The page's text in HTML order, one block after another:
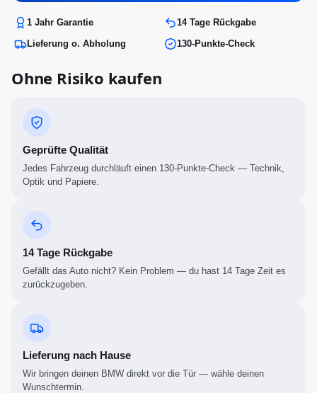
1 Jahr Garantie
14 Tage Rückgabe
Lieferung o. Abholung
130-Punkte-Check
Ohne Risiko kaufen
Geprüfte Qualität
Jedes Fahrzeug durchläuft einen 130-Punkte-Check — Technik,
Optik und Papiere.
14 Tage Rückgabe
Gefällt das Auto nicht? Kein Problem — du hast 14 Tage Zeit es
zurückzugeben.
Lieferung nach Hause
Wir bringen deinen BMW direkt vor die Tür — wähle deinen
Wunschtermin.